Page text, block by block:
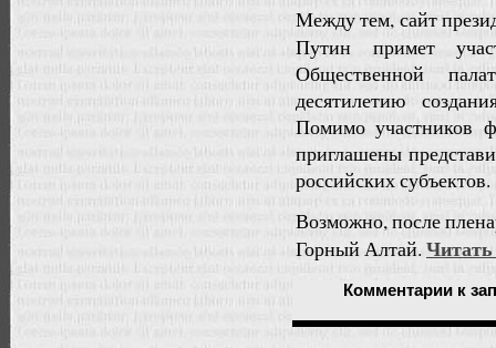
Между тем, сайт
Путин примет
Общественной
десятилетию
Помимо участников
приглашены
российских субъектов.
Возможно, после
Горный Алтай.
Комментарии к